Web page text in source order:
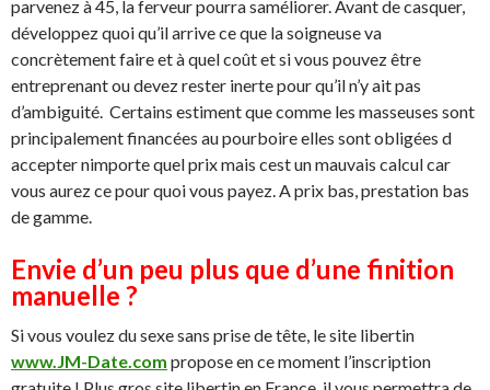
parvenez à 45, la ferveur pourra saméliorer. Avant de casquer,
développez quoi qu’il arrive ce que la soigneuse va
concrètement faire et à quel coût et si vous pouvez être
entreprenant ou devez rester inerte pour qu’il n’y ait pas
d’ambiguité. Certains estiment que comme les masseuses sont
principalement financées au pourboire elles sont obligées d
accepter nimporte quel prix mais cest un mauvais calcul car
vous aurez ce pour quoi vous payez. A prix bas, prestation bas
de gamme.
Envie d’un peu plus que d’une finition
manuelle ?
Si vous voulez du sexe sans prise de tête, le site libertin
www.JM-Date.com propose en ce moment l’inscription